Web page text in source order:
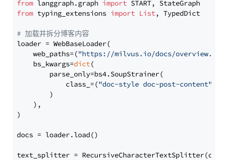
from langgraph.graph import
from typing_extensions import List, TypedDict
# 加载并拆分博客内容
loader = WebBaseLoader(
    web_paths=(
"https://milvus.io/docs/overview.md"
    bs_kwargs=
dict(
        parse_only=bs4.SoupStrainer(
            class_=(
"doc-style doc-post-content"
        )
    ),
)
docs = loader.load()
text_splitter =